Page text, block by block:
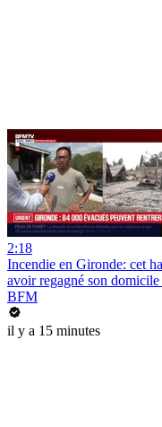
2:18
Incendie en Gironde: cet
avoir regagné son
BFM
il y a 15 minutes